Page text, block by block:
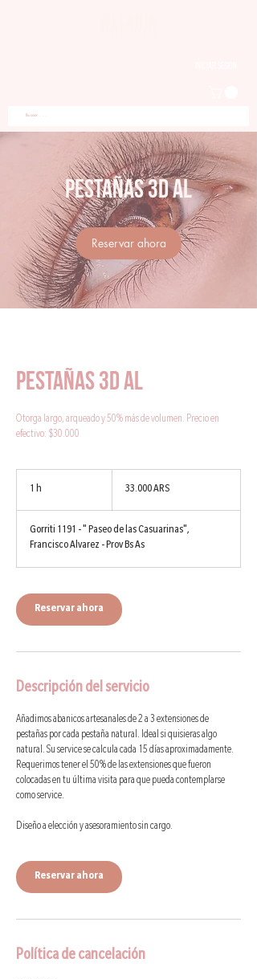
Pestañas 3D AL
Reservar ahora
Pestañas 3D AL
Otorga largo, arqueado y 50% más de volumen. Precio en
efectivo: $30.000
1 h
pesos
argentinos
33.000 ARS
Gorriti 1191 - " Paseo de las Casuarinas",
Francisco Alvarez - Prov Bs As
Reservar ahora
Descripción del servicio
Añadimos abanicos artesanales de 2 a 3 extensiones de
pestañas por cada pestaña natural. Ideal si quisieras algo
natural. Su service se calcula cada 15 días aproximadamente.
Requerimos tener el 50% de las extensiones que fueron
colocadas en tu última visita para que pueda contemplarse
como service.
Diseño a elección y asesoramiento sin cargo.
Reservar ahora
Política de cancelación